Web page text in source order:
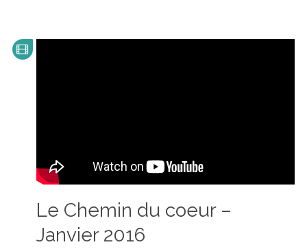
Le Chemin du coeur –
Janvier 2016